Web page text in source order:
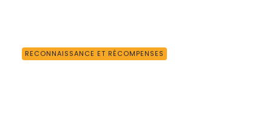
RECONNAISSANCE ET RÉCOMPENSES